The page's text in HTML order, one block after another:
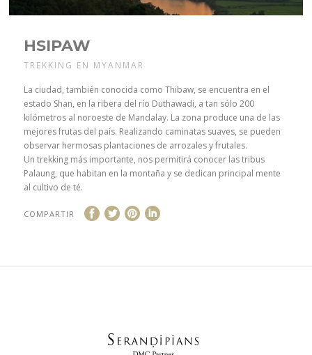
HSIPAW
TREKKING EN MYANMAR
La ciudad, también conocida como Thibaw, se encuentra en el
estado Shan, en la ribera del río Duthawadi, a tan sólo 200
kilómetros al noroeste de Mandalay. La zona produce una de las
mejores frutas del país. Realizando caminatas suaves, se pueden
observar hermosas plantaciones de arrozales y frutales.
Un trekking más importante, nos permitirá conocer las tribus
Palaung, que habitan en la montaña y se dedican principal mente
al cultivo de té.
COMPARTIR